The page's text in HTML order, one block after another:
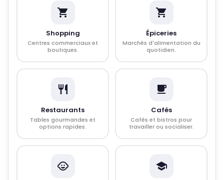
Shopping
Centres commerciaux et
boutiques.
Épiceries
Marchés d'alimentation du
quotidien.
Restaurants
Tables gourmandes et
options rapides.
Cafés
Cafés et bistros pour
travailler ou socialiser.